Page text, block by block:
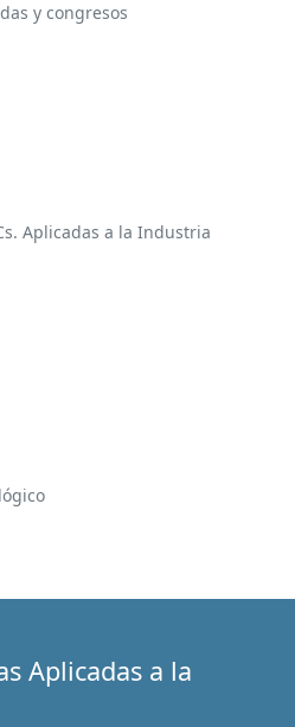
y congresos
Aplicadas a la Industria
Aplicadas a la